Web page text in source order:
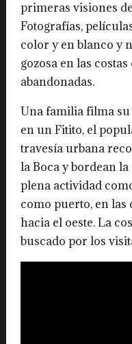
primeras visiones
Fotografías,
color y en blanco y
gozosa en las
abandonadas.
Una familia filma
en un Fitito, el
travesía urbana
la Boca y bordean
plena actividad
como puerto, en las
hacia el oeste. La
buscado por los